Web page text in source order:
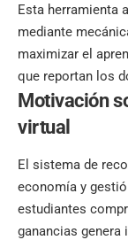
Esta herramienta
mediante
maximizar el
que reportan los
Motivación
virtual
El sistema de
economía y
estudiantes
ganancias